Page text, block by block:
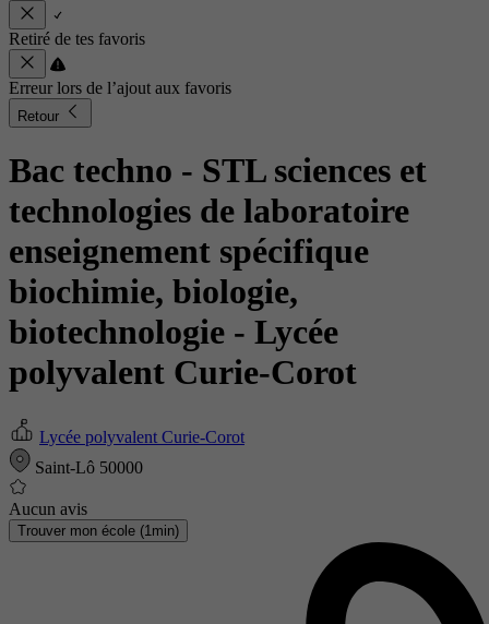
Retiré de tes favoris
Erreur lors de l’ajout aux favoris
Retour
Bac techno - STL sciences et
technologies de laboratoire
enseignement spécifique
biochimie, biologie,
biotechnologie - Lycée
polyvalent Curie-Corot
Lycée polyvalent Curie-Corot
Saint-Lô 50000
Aucun avis
Trouver mon école (1min)